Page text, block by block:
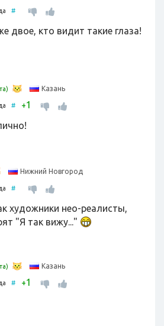
#
двое, кто видит такие глаза!
Казань
# +1
Нижний Новгород
#
художники нео-реалисты,
"Я так вижу..."
Казань
# +1